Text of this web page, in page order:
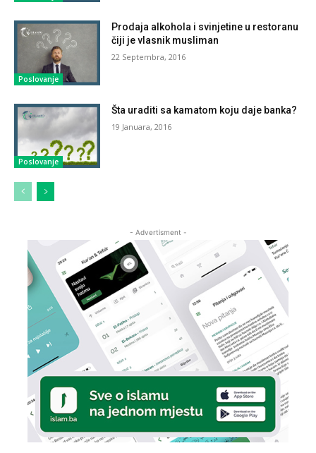
Poslovanje
Prodaja alkohola i svinjetine u restoranu
čiji je vlasnik musliman
22 Septembra, 2016
Poslovanje
Šta uraditi sa kamatom koju daje banka?
19 Januara, 2016
- Advertisment -